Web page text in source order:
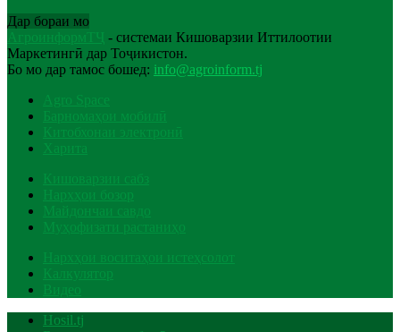
Дар бораи мо
АгроинформТҶ - системаи Кишоварзии Иттилоотии
Маркетингӣ дар Тоҷикистон.
Бо мо дар тамос бошед: info@agroinform.tj
Agro Space
Барномаҳои мобилӣ
Китобхонаи электронӣ
Харита
Кишоварзии сабз
Нархҳои бозор
Майдончаи савдо
Муҳофизати растаниҳо
Нархҳои воситаҳои истеҳсолот
Калкулятор
Видео
Hosil.tj